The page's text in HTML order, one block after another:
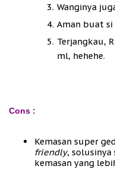
Wanginya
Aman buat
Terjangkau,
ml, hehehe.
Cons :
Kemasan super
friendly, solusinya
kemasan yang